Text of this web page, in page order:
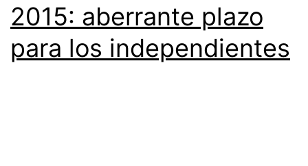
2015: aberrante plazo
para los independientes